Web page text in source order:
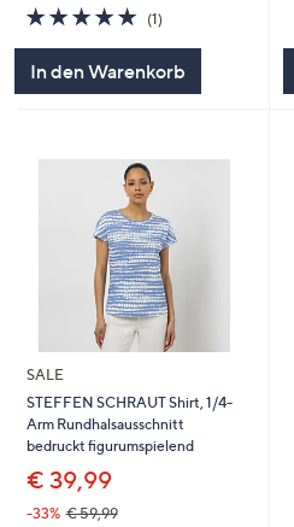
5.0
von
5
(1)
In den Warenkorb
SALE
STEFFEN SCHRAUT Shirt, 1/4-
Arm Rundhalsausschnitt
bedruckt figurumspielend
€ 39,99
-33% € 59,99